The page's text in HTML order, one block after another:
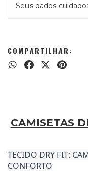
Seus dados
COMPARTILHAR:
CAMISETAS
TECIDO DRY FIT:
CONFORTO